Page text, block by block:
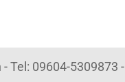
Tel: 09604-5309873 -